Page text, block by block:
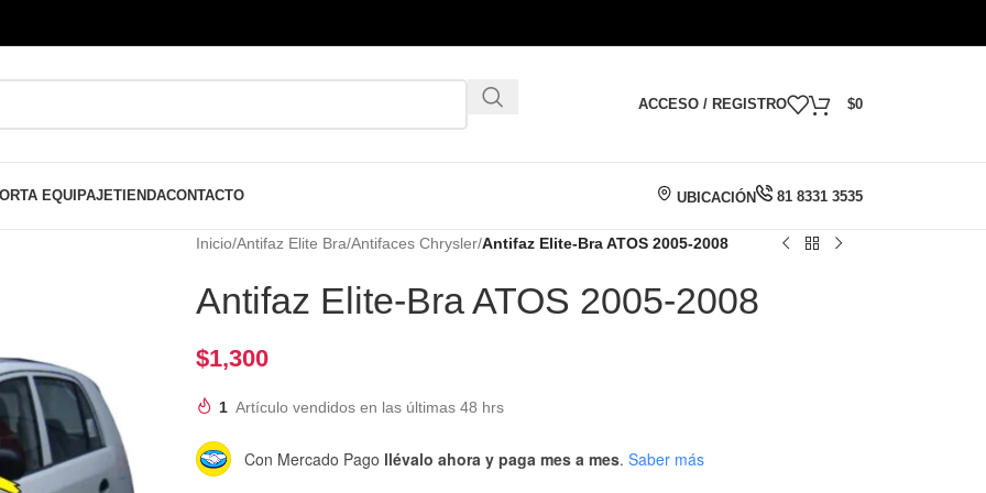
ACCESO / REGISTRO $0
EQUIPAJETIENDACONTACTO UBICACIÓN 81 8331 3535
Inicio/Antifaz Elite Bra/Antifaces Chrysler/Antifaz Elite-Bra ATOS 2005-2008
Antifaz Elite-Bra ATOS 2005-2008
$1,300
1 Artículo vendidos en las últimas 48 hrs
Con Mercado Pago llévalo ahora y paga mes a mes. Saber más